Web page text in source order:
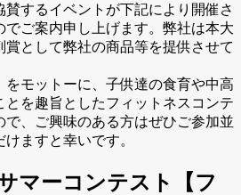
賛するイベントが下記により開催さ
ご案内申し上げます。弊社は本大
として弊社の商品等を提供させて
をモットーに、⼦供達の⾷育や中⾼
を趣旨としたフィットネスコンテ
で、ご興味のある方はぜひご参加並
ますと幸いです。
マーコンテスト【フ